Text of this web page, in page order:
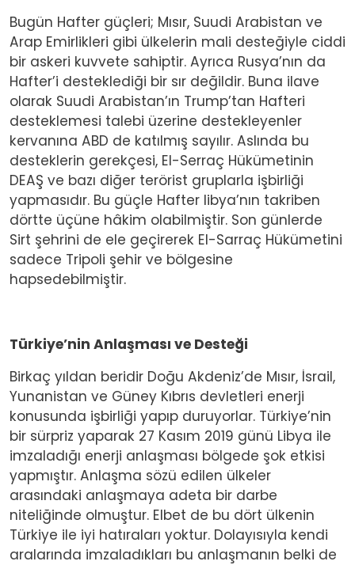
Bugün Hafter güçleri; Mısır, Suudi Arabistan ve
Arap Emirlikleri gibi ülkelerin mali desteğiyle ciddi
bir askeri kuvvete sahiptir. Ayrıca Rusya’nın da
Hafter’i desteklediği bir sır değildir. Buna ilave
olarak Suudi Arabistan’ın Trump’tan Hafteri
desteklemesi talebi üzerine destekleyenler
kervanına ABD de katılmış sayılır. Aslında bu
desteklerin gerekçesi, El-Serraç Hükümetinin
DEAŞ ve bazı diğer terörist gruplarla işbirliği
yapmasıdır. Bu güçle Hafter libya’nın takriben
dörtte üçüne hâkim olabilmiştir. Son günlerde
Sirt şehrini de ele geçirerek El-Sarraç Hükümetini
sadece Tripoli şehir ve bölgesine
hapsedebilmiştir.
Türkiye’nin Anlaşması ve Desteği
Birkaç yıldan beridir Doğu Akdeniz’de Mısır, İsrail,
Yunanistan ve Güney Kıbrıs devletleri enerji
konusunda işbirliği yapıp duruyorlar. Türkiye’nin
bir sürpriz yaparak 27 Kasım 2019 günü Libya ile
imzaladığı enerji anlaşması bölgede şok etkisi
yapmıştır. Anlaşma sözü edilen ülkeler
arasındaki anlaşmaya adeta bir darbe
niteliğinde olmuştur. Elbet de bu dört ülkenin
Türkiye ile iyi hatıraları yoktur. Dolayısıyla kendi
aralarında imzaladıkları bu anlaşmanın belki de